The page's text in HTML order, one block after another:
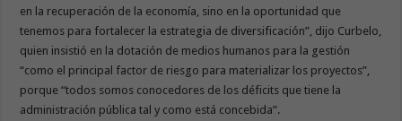
en la recuperación de la economía, sino en la oportunidad que
tenemos para fortalecer la estrategia de diversificación”, dijo Curbelo,
quien insistió en la dotación de medios humanos para la gestión
“como el principal factor de riesgo para materializar los proyectos”,
porque “todos somos conocedores de los déficits que tiene la
administración pública tal y como está concebida”.